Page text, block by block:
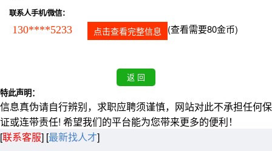
联系人手机/微信：
130****5233 点击查看完整信息 (查看需要80金币)
特此声明：
信息真伪请自行辨别，求职应聘须谨慎，网站对此不承担任何保
证或连带责任! 希望我们的平台能为您带来更多的便利！
[联系客服] [最新找人才]